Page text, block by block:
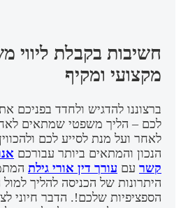
חשיבות בקבלת ליווי
מקצועי ומקיף
ברצוננו להדגיש ולחדד בפניכם
לכם – הליך משפטי שמתאים
לאחר ועל מנת לסייע לכם
הנכון והמתאים ביותר עבורכם
קשר עם עורך דין אורי גילת
היתרונות של הכניסה להליך
הספציפיות שלכם!. הדבר חיוני